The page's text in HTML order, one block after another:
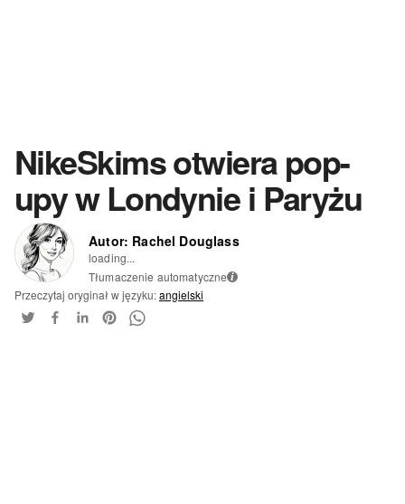
NikeSkims otwiera pop-
upy w Londynie i Paryżu
Autor: Rachel Douglass
loading...
Tłumaczenie automatyczne i
Przeczytaj oryginał w języku:angielski